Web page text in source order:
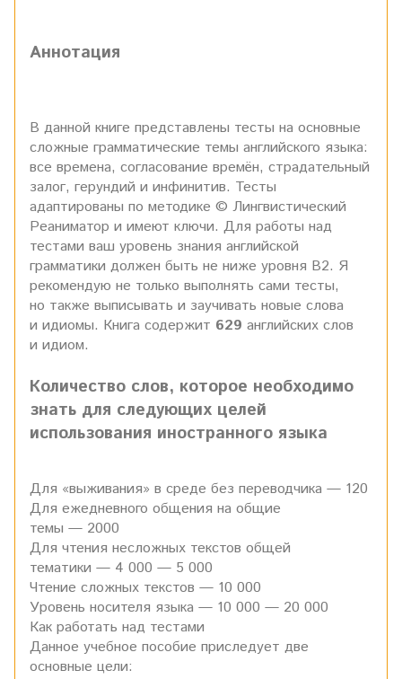
Аннотация
В данной книге представлены тесты на основные
сложные грамматические темы английского языка:
все времена, согласование времён, страдательный
залог, герундий и инфинитив. Тесты
адаптированы по методике © Лингвистический
Реаниматор и имеют ключи. Для работы над
тестами ваш уровень знания английской
грамматики должен быть не ниже уровня В2. Я
рекомендую не только выполнять сами тесты,
но также выписывать и заучивать новые слова
и идиомы. Книга содержит 629 английских слов
и идиом.
Количество слов, которое необходимо
знать для следующих целей
использования иностранного языка
Для «выживания» в среде без переводчика — 120
Для ежедневного общения на общие
темы — 2000
Для чтения несложных текстов общей
тематики — 4 000 — 5 000
Чтение сложных текстов — 10 000
Уровень носителя языка — 10 000 — 20 000
Как работать над тестами
Данное учебное пособие приследует две
основные цели: